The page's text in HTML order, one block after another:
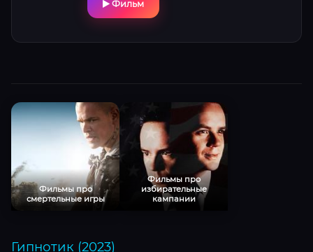
Фильм
Фильмы про
смертельные игры
Фильмы про
избирательные
кампании
Гипнотик (2023)